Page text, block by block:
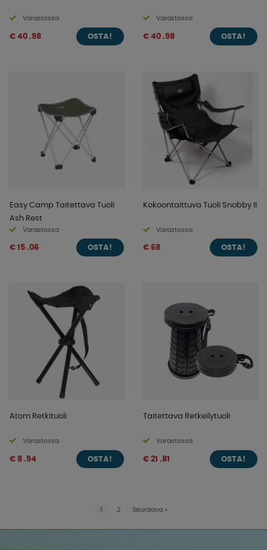
Varastossa
€ 40 .98 OSTA!
Varastossa
€ 40 .98 OSTA!
Easy Camp Taitettava Tuoli
Ash Rest
Varastossa
€ 15 .06 OSTA!
Kokoontaittuva Tuoli Snobby II
Varastossa
€ 68 OSTA!
Atom Retkituoli
Varastossa
€ 8 .94 OSTA!
Taitettava Retkeilytuoli
Varastossa
€ 21 .81 OSTA!
1 2 Seuraava »